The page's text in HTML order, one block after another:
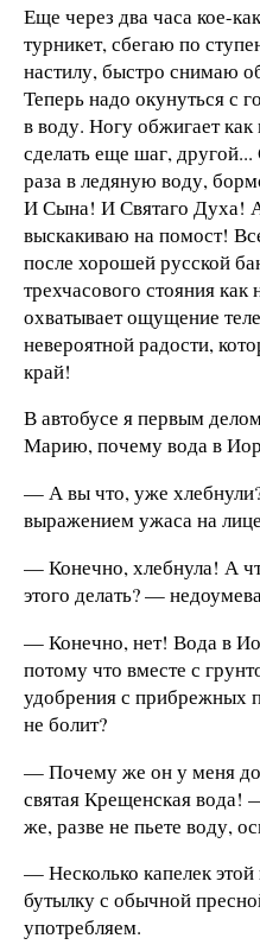
Еще через два часа кое-
турникет, сбегаю по
настилу, быстро снимаю
Теперь надо окунуться с
в воду. Ногу обжигает
сделать еще шаг,
раза в ледяную воду,
И Сына! И Святаго Духа!
выскакиваю на помост!
после хорошей русской
трехчасового стояния
охватывает ощущение
невероятной радости,
край!
В автобусе я первым
Марию, почему вода в
— А вы что, уже
выражением ужаса на
— Конечно, хлебнула! А
этого делать? —
— Конечно, нет! Вода в
потому что вместе с
удобрения с прибрежных
не болит?
— Почему же он у меня
святая Крещенская
же, разве не пьете воду,
— Несколько капелек
бутылку с обычной
употребляем.